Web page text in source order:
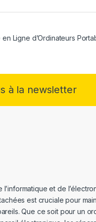
en Ligne d’Ordinateurs
à la newsletter
et de
est cruciale pour
Que ce soit pour un